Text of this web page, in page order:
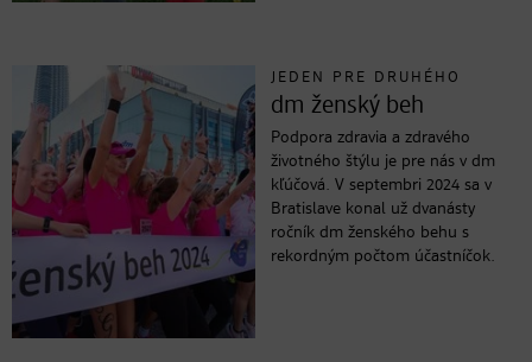
JEDEN PRE DRUHÉHO
dm ženský beh
Podpora zdravia a zdravého
životného štýlu je pre nás v dm
kľúčová. V septembri 2024 sa v
Bratislave konal už dvanásty
ročník dm ženského behu s
rekordným počtom účastníčok.